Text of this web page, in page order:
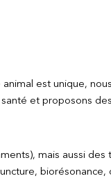
animal est unique,
et proposons
mais aussi des
biorésonance,